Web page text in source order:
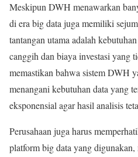
Meskipun DWH menawarkan
di era big data juga memiliki
tantangan utama adalah
canggih dan biaya investasi yang
memastikan bahwa sistem DWH
menangani kebutuhan data yang
eksponensial agar hasil analisis
Perusahaan juga harus
platform big data yang